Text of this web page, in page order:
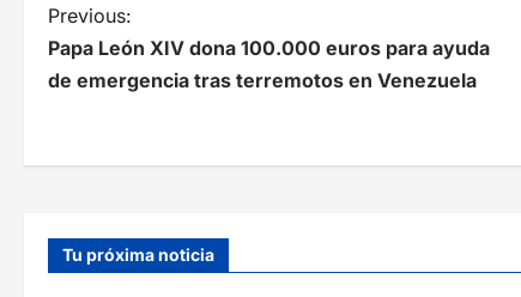
N
a
a
c
Previous:
Papa León XIV dona 100.000 euros para ayuda
de emergencia tras terremotos en Venezuela
Tu próxima noticia